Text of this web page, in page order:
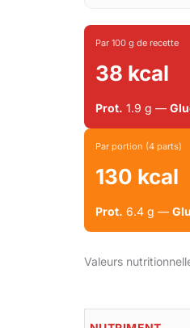
Par 100 g de recette
38 kcal
Prot. 1.9 g —
Par portion (4 parts)
130 kcal
Prot. 6.4 g —
Valeurs